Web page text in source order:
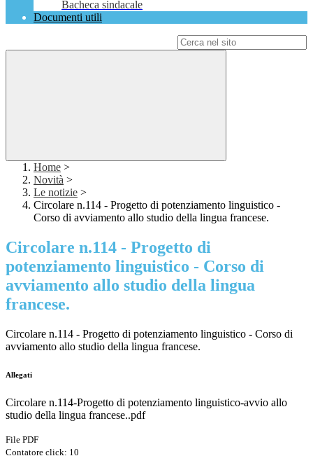
Bacheca sindacale
Documenti utili
Home >
Novità >
Le notizie >
Circolare n.114 - Progetto di potenziamento linguistico -
Corso di avviamento allo studio della lingua francese.
Circolare n.114 - Progetto di
potenziamento linguistico - Corso di
avviamento allo studio della lingua
francese.
Circolare n.114 - Progetto di potenziamento linguistico - Corso di
avviamento allo studio della lingua francese.
Allegati
Circolare n.114-Progetto di potenziamento linguistico-avvio allo
studio della lingua francese..pdf
File PDF
Contatore click: 10